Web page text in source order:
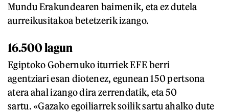
Mundu Erakundearen baimenik, eta ez dutela
aurreikusitakoa betetzerik izango.
16.500 lagun
Egiptoko Gobernuko iturriek EFE berri
agentziari esan diotenez, egunean 150 pertsona
atera ahal izango dira zerrendatik, eta 50
sartu. «Gazako egoiliarrek soilik sartu ahalko dute